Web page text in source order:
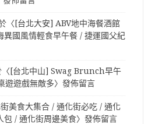
〈 [台北大安] ABV地中海餐酒館
異國風情輕食早午餐 / 捷運國父紀
〈 [台北中山] Swag Brunch早午
遊遊戲無敵多〉發佈留言
美食大集合 / 通化街必吃 / 通化
包 / 通化街周邊美食〉發佈留言